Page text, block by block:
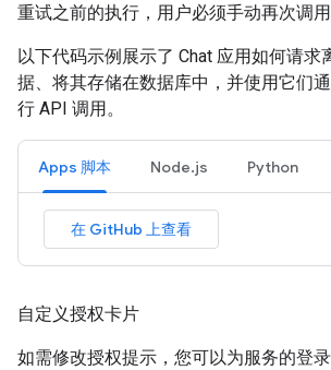
重试之前的执行，用户必须手动再次调用
以下代码示例展示了 Chat 应用如何请求
据、将其存储在数据库中，并使用它们
行 API 调用。
Apps 脚本 Node.js Python
在 GitHub 上查看
自定义授权卡片
如需修改授权提示，您可以为服务的登